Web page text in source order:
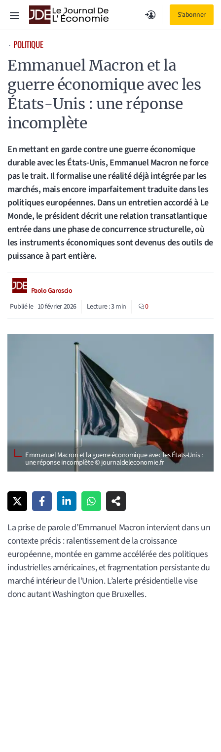
S'abonner
Menu
⋅ POLITIQUE
Emmanuel Macron et la
guerre économique avec les
États-Unis : une réponse
incomplète
En mettant en garde contre une guerre économique
durable avec les États-Unis, Emmanuel Macron ne force
pas le trait. Il formalise une réalité déjà intégrée par les
marchés, mais encore imparfaitement traduite dans les
politiques européennes. Dans un entretien accordé à Le
Monde, le président décrit une relation transatlantique
entrée dans une phase de concurrence structurelle, où
les instruments économiques sont devenus des outils de
puissance à part entière.
Paolo Garoscio
Publié le 10 février 2026 Lecture :3min 0
Emmanuel Macron et la guerre économique avec les États-Unis :
une réponse incomplète © journaldeleconomie.fr
La prise de parole d’Emmanuel Macron intervient dans un
contexte précis : ralentissement de la croissance
européenne, montée en gamme accélérée des politiques
industrielles américaines, et fragmentation persistante du
marché intérieur de l’Union. L’alerte présidentielle vise
donc autant Washington que Bruxelles.